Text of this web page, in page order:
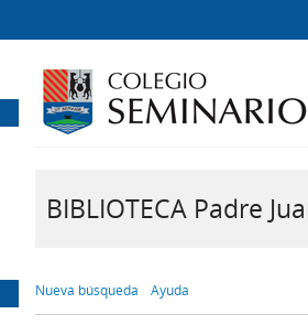
BIBLIOTECA Padre
Nueva búsqueda Ayuda